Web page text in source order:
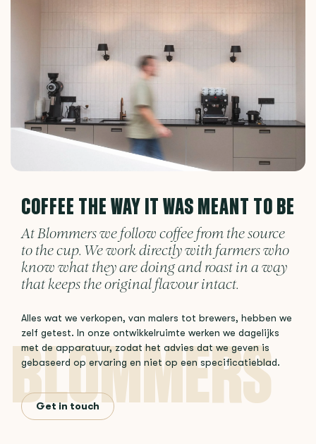
COFFEE THE WAY IT WAS MEANT TO BE
At Blommers we follow coffee from the source
to the cup. We work directly with farmers who
know what they are doing and roast in a way
that keeps the original flavour intact.
Alles wat we verkopen, van malers tot brewers, hebben we
zelf getest. In onze ontwikkelruimte werken we dagelijks
met de apparatuur, zodat het advies dat we geven is
gebaseerd op ervaring en niet op een specificatieblad.
Get in touch